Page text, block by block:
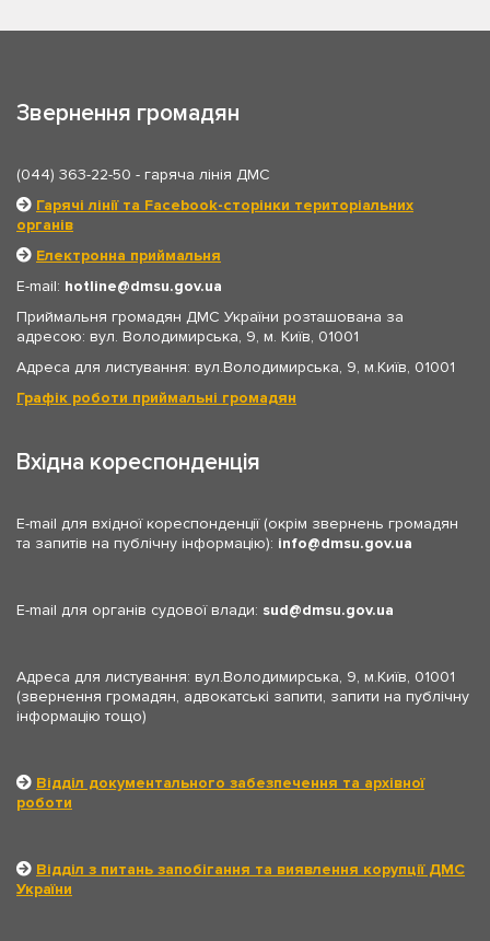
Звернення громадян
(044) 363-22-50 - гаряча лінія ДМС
Гарячі лінії та Facebook-сторінки територіальних
органів
Електронна приймальня
E-mail: hotline
dmsu.gov.ua
Приймальня громадян ДМС України розташована за
адресою: вул. Володимирська, 9, м. Київ, 01001
Адреса для листування: вул.Володимирська, 9, м.Київ, 01001
Графік роботи приймальні громадян
Вхідна кореспонденція
E-mail для вхідної кореспонденції (окрім звернень громадян
та запитів на публічну інформацію): info dmsu.gov.ua
E-mail для органів судової влади: sud dmsu.gov.ua
Адреса для листування: вул.Володимирська, 9, м.Київ, 01001
(звернення громадян, адвокатські запити, запити на публічну
інформацію тощо)
Відділ документального забезпечення та архівної
роботи
Відділ з питань запобігання та виявлення корупції ДМС
України